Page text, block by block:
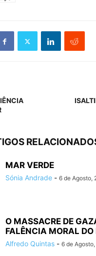
MAR VERDE
Sónia Andrade - 6 de Agosto,
O MASSACRE DE
FALÊNCIA MORAL
Alfredo Quintas - 6 de